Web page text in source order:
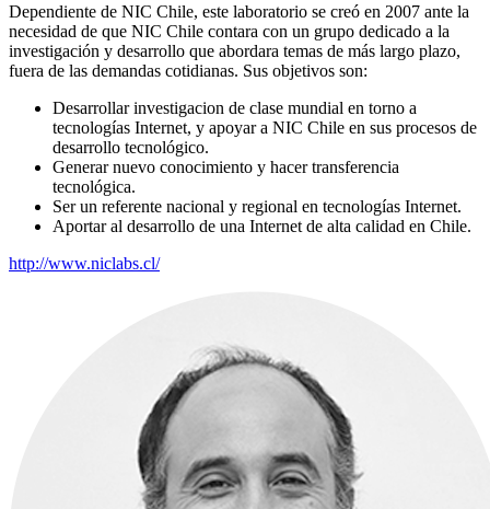
Dependiente de NIC Chile, este laboratorio se creó en 2007 ante la
necesidad de que NIC Chile contara con un grupo dedicado a la
investigación y desarrollo que abordara temas de más largo plazo,
fuera de las demandas cotidianas. Sus objetivos son:
Desarrollar investigacion de clase mundial en torno a
tecnologías Internet, y apoyar a NIC Chile en sus procesos de
desarrollo tecnológico.
Generar nuevo conocimiento y hacer transferencia
tecnológica.
Ser un referente nacional y regional en tecnologías Internet.
Aportar al desarrollo de una Internet de alta calidad en Chile.
http://www.niclabs.cl/